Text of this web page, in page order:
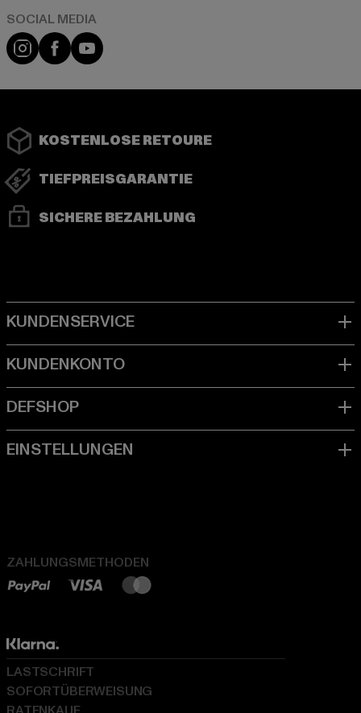
Instagram
FacebookYouTube
KOSTENLOSE RETOURE
TIEFPREISGARANTIE
SICHERE BEZAHLUNG
ZAHLUNGSMETHODEN
LASTSCHRIFT
SOFORTÜBERWEISUNG